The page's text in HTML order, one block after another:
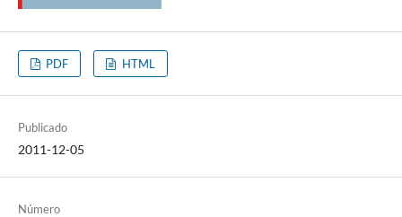
PDF HTML
Publicado
2011-12-05
Número